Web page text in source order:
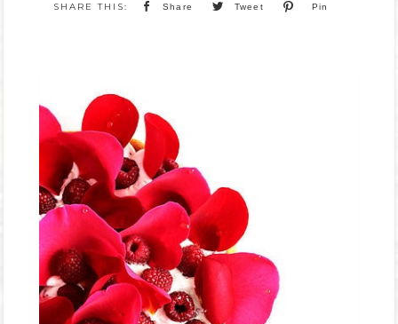
Share Tweet Pin